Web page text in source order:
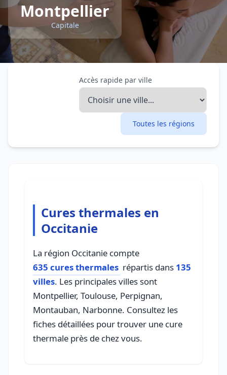
Montpellier
Capitale
Accès rapide par ville
Toutes les régions
Cures thermales en
Occitanie
La région Occitanie compte
635 cures thermales répartis dans 135
villes. Les principales villes sont
Montpellier, Toulouse, Perpignan,
Montauban, Narbonne. Consultez les
fiches détaillées pour trouver une cure
thermale près de chez vous.